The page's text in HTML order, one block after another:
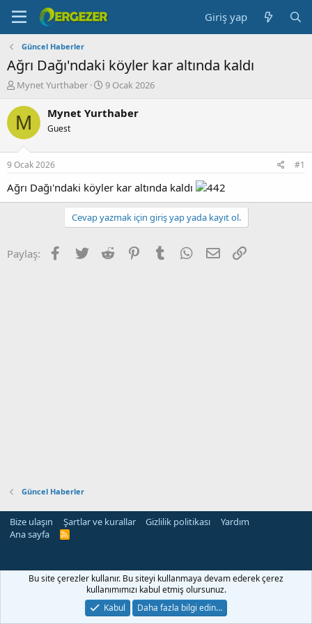
Giriş yap
Güncel Haberler
Ağrı Dağı'ndaki köyler kar altında kaldı
K
n
b
u
u
b
a
ş
n
Mynet Yurthaber
B
ş
ç
a
r
h
i
9 Ocak 2026
M Mynet Yurthaber
Guest
9 Ocak 2026 #1
Ağrı Dağı'ndaki köyler kar altında kaldı
Cevap yazmak için giriş yap yada kayıt ol.
Paylaş: Facebook
Twitter Reddit PinterestTumblr WhatsApp
E-posta
Güncel Haberler
Bize ulaşın Şartlar ve kurallar Gizlilik politikası
Yardım
Ana sayfa
R
Bu site çerezler kullanır. Bu siteyi kullanmaya devam ederek çerez
kullanımımızı kabul etmiş olursunuz.
Kabul
Daha fazla bilgi edin…